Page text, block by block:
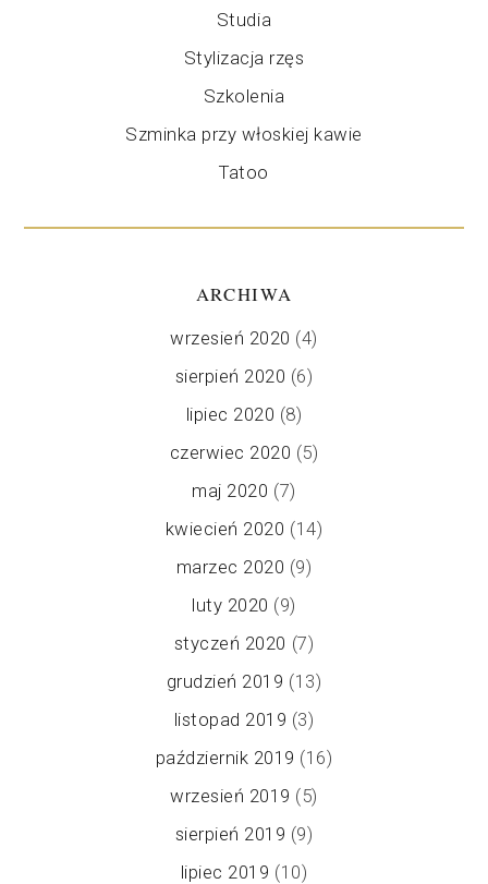
Studia
Stylizacja rzęs
Szkolenia
Szminka przy włoskiej kawie
Tatoo
ARCHIWA
wrzesień 2020 (4)
sierpień 2020 (6)
lipiec 2020 (8)
czerwiec 2020 (5)
maj 2020 (7)
kwiecień 2020 (14)
marzec 2020 (9)
luty 2020 (9)
styczeń 2020 (7)
grudzień 2019 (13)
listopad 2019 (3)
październik 2019 (16)
wrzesień 2019 (5)
sierpień 2019 (9)
lipiec 2019 (10)